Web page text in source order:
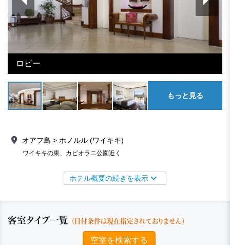
ロビー
もっと見る
オアフ島 > ホノルル (ワイキキ)
ワイキキの東、カピオラニ公園近く
ホテル概要の続きを表示
客室タイプ一覧 （日付条件は現在指定されておりません）
空室を検索する